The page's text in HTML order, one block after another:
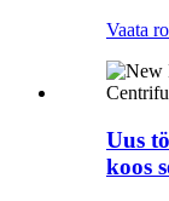
Vaata
Uus
koos